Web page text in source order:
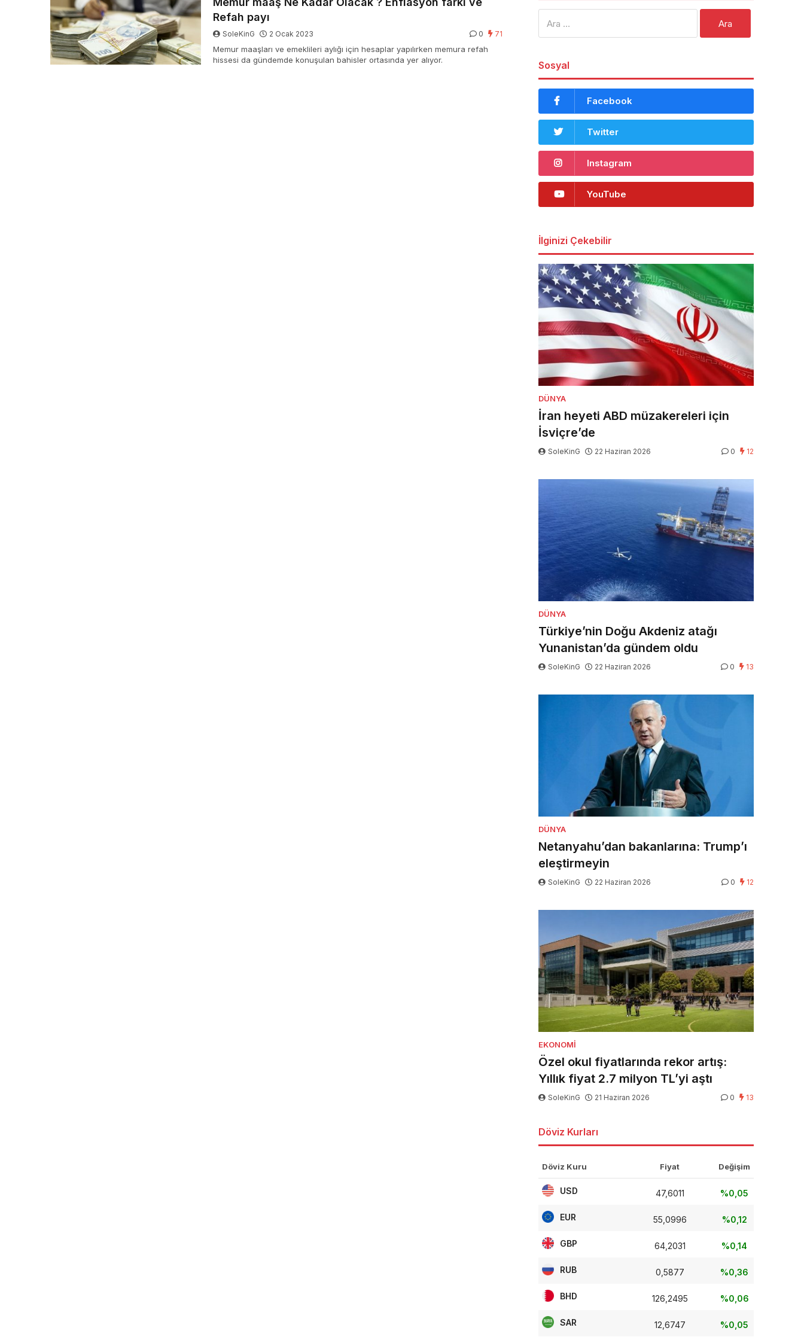
Refah payı
SoleKinG 2 Ocak 2023 0 71
Memur maaşları ve emeklileri aylığı için hesaplar yapılırken memura refah
hissesi da gündemde konuşulan bahisler ortasında yer alıyor.
Sosyal
Facebook
Twitter
Instagram
YouTube
İlginizi Çekebilir
DÜNYA
İran heyeti ABD müzakereleri için
İsviçre’de
SoleKinG 22 Haziran 2026 0 12
DÜNYA
Türkiye’nin Doğu Akdeniz atağı
Yunanistan’da gündem oldu
SoleKinG 22 Haziran 2026 0 13
DÜNYA
Netanyahu’dan bakanlarına: Trump’ı
eleştirmeyin
SoleKinG 22 Haziran 2026 0 12
EKONOMI
Özel okul fiyatlarında rekor artış:
Yıllık fiyat 2.7 milyon TL’yi aştı
SoleKinG 21 Haziran 2026 0 13
Döviz Kurları
Döviz Kuru Fiyat Değişim
USD 47,6011 %0,05
EUR 55,0996 %0,12
GBP 64,2031 %0,14
RUB 0,5877 %0,36
BHD 126,2495 %0,06
SAR 12,6747 %0,05